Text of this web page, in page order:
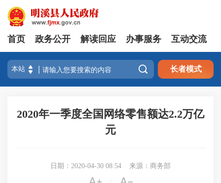
首页 政务公开 解读回应 办事服务 互动交流
 长者模式
2020年一季度全国网络零售额达2.2万亿
元
日期：2020-04-30 08:54 来源：商务部